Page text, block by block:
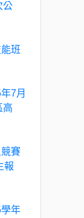
公
班
7月
高
賽
報
年